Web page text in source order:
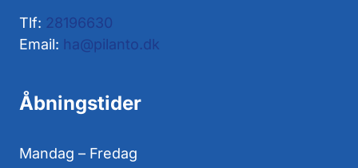
Tlf: 28196630
Email: ha@pilanto.dk
Åbningstider
Mandag – Fredag